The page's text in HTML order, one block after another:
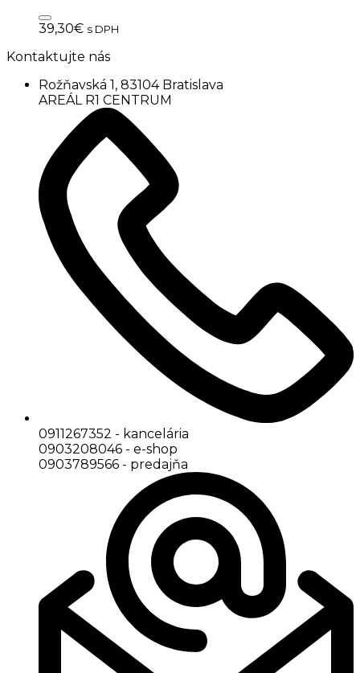
39,30€ s DPH
Kontaktujte nás
Rožňavská 1, 83104 Bratislava
AREÁL R1 CENTRUM
0911267352 - kancelária
0903208046 - e-shop
0903789566 - predajňa